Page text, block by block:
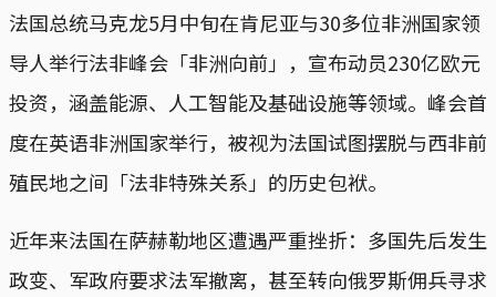
法国总统马克龙5月中旬在肯尼亚与30多位非洲国家领
导人举行法非峰会「非洲向前」，宣布动员230亿欧元
投资，涵盖能源、人工智能及基础设施等领域。峰会首
度在英语非洲国家举行，被视为法国试图摆脱与西非前
殖民地之间「法非特殊关系」的历史包袱。
近年来法国在萨赫勒地区遭遇严重挫折：多国先后发生
政变、军政府要求法军撤离，甚至转向俄罗斯佣兵寻求